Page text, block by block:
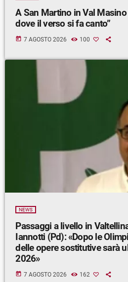
A San Martino in Val Masino
dove il verso si fa canto”
today 7 AGOSTO 2026 100
NEWS
Passaggi a livello in
Iannotti (Pd): «Dopo le
delle opere sostitutive sarà
2026»
today 7 AGOSTO 2026 162